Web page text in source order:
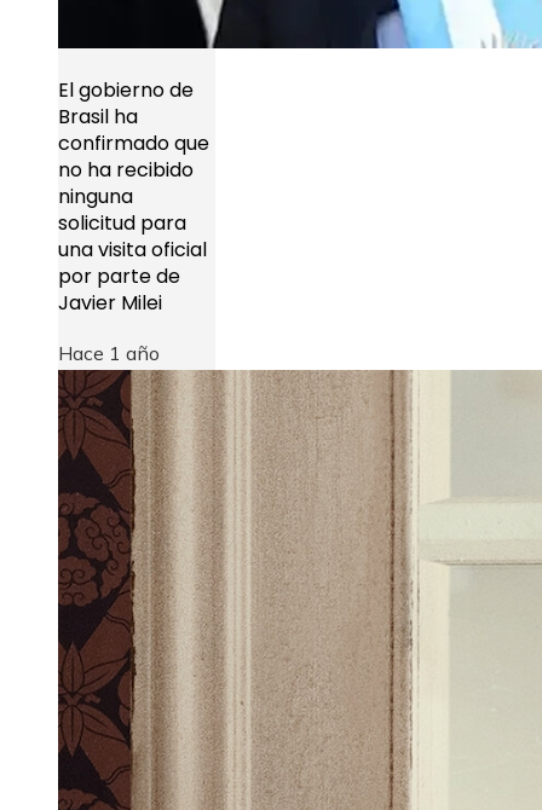
El gobierno de
Brasil ha
confirmado que
no ha recibido
ninguna
solicitud para
una visita oficial
por parte de
Javier Milei
Hace 1 año